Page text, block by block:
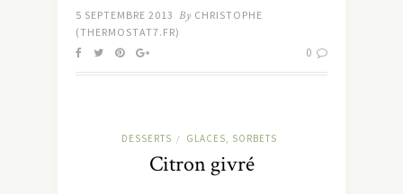
5 SEPTEMBRE 2013 By CHRISTOPHE
(THERMOSTAT7.FR)
0
DESSERTS / GLACES, SORBETS
Citron givré